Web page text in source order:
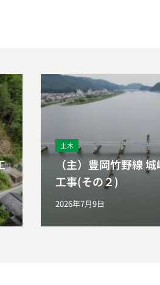
土木
（主）豊岡竹野線
工事(その２)
2026年7月9日